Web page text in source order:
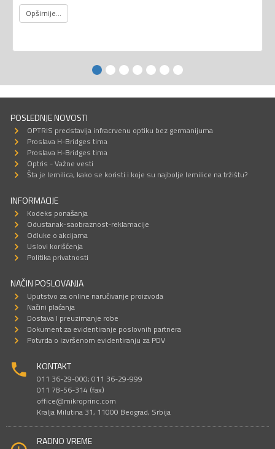
Opširnije...
POSLEDNJE NOVOSTI
OPTRIS predstavlja infracrvenu optiku bez germanijuma
Proslava H-Bridges tima
Proslava H-Bridges tima
Optris - Važne vesti
Šta je lemilica, kako se koristi i koje su najbolje lemilice na tržištu?
INFORMACIJE
Kodeks ponašanja
Odustanak-saobraznost-reklamacije
Odluke o akcijama
Uslovi korišćenja
Politika privatnosti
NAČIN POSLOVANJA
Uputstvo za online naručivanje proizvoda
Načini plaćanja
Dostava I preuzimanje robe
Dokument za evidentiranje poslovnih partnera
Potvrda o izvršenom evidentiranju za PDV
KONTAKT
011 36-29-000; 011 36-29-999
011 78-56-314 (fax)
office@mikroprinc.com
Kralja Milutina 31, 11000 Beograd, Srbija
RADNO VREME